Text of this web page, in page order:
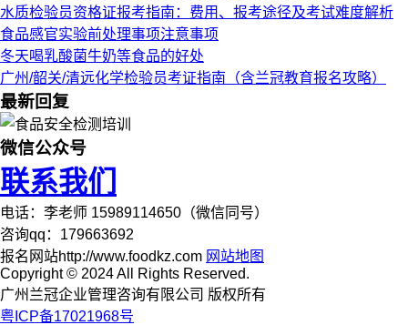
水质检验员资格证报考指南：费用、报考途径及考试难度解析
食品感官实验前处理事项注意事项
冬天喝乳酸菌牛奶等食品的好处
广州/韶关/清远化学检验员考证指南（含兰冠教育报名攻略）
最新回复
微信公众号
联系我们
电话：李老师 15989114650（微信同号）
咨询qq：179663692
报名网站http://www.foodkz.com 网站地图
Copyright © 2024 All Rights Reserved.
广州兰冠企业管理咨询有限公司 版权所有
粤ICP备17021968号